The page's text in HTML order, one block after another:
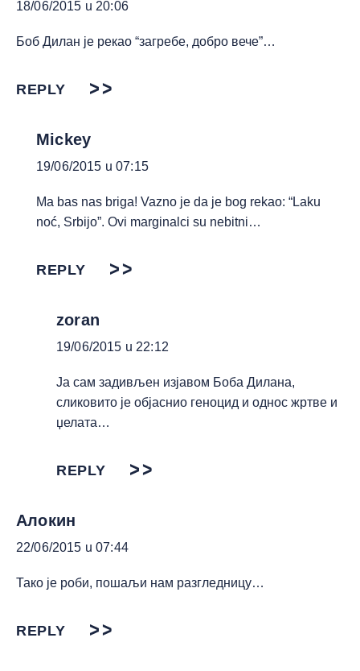
18/06/2015 u 20:06
Боб Дилан је рекао “загребе, добро вече”…
REPLY
Mickey
19/06/2015 u 07:15
Ma bas nas briga! Vazno je da je bog rekao: “Laku
noć, Srbijo”. Ovi marginalci su nebitni…
REPLY
zoran
19/06/2015 u 22:12
Ја сам задивљен изјавом Боба Дилана,
сликовито је објаснио геноцид и однос жртве и
џелата…
REPLY
Алокин
22/06/2015 u 07:44
Тако је роби, пошаљи нам разгледницу…
REPLY